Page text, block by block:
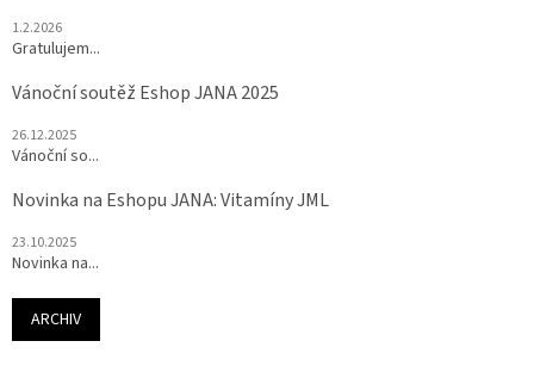
1.2.2026
Gratulujem...
Vánoční soutěž Eshop JANA 2025
26.12.2025
Vánoční so...
Novinka na Eshopu JANA: Vitamíny JML
23.10.2025
Novinka na...
ARCHIV